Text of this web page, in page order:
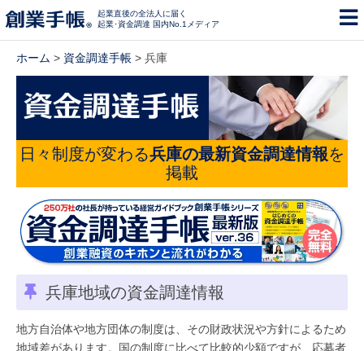
起業直後の全法人に届く
起業･資金調達 国内No.1メディア
ホーム > 資金調達手帳 > 兵庫
日々制度が変わる兵庫の最新資金調達情報を
掲載
兵庫地域の資金調達情報
地方自治体や地方団体の制度は、その財政状況や方針によるため
地域差があります。国の制度に比べて比較的少額ですが、応募者